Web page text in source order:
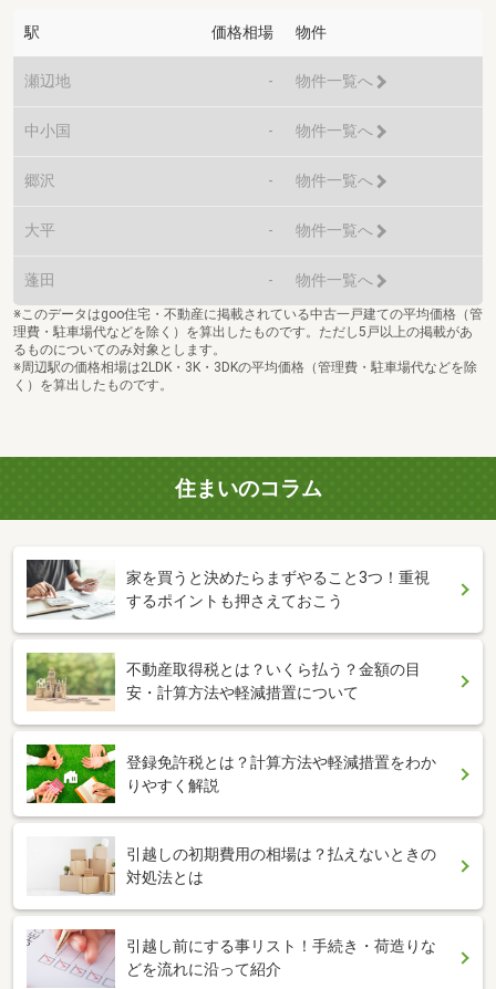
駅 価格相場 物件
瀬辺地 - 物件一覧へ
中小国 - 物件一覧へ
郷沢 - 物件一覧へ
大平 - 物件一覧へ
蓬田 - 物件一覧へ
※このデータはgoo住宅・不動産に掲載されている中古一戸建ての平均価格（管
理費・駐車場代などを除く）を算出したものです。ただし5戸以上の掲載があ
るものについてのみ対象とします。
※周辺駅の価格相場は2LDK・3K・3DKの平均価格（管理費・駐車場代などを除
く）を算出したものです。
住まいのコラム
家を買うと決めたらまずやること3つ！重視
するポイントも押さえておこう
不動産取得税とは？いくら払う？金額の目
安・計算方法や軽減措置について
登録免許税とは？計算方法や軽減措置をわか
りやすく解説
引越しの初期費用の相場は？払えないときの
対処法とは
引越し前にする事リスト！手続き・荷造りな
どを流れに沿って紹介